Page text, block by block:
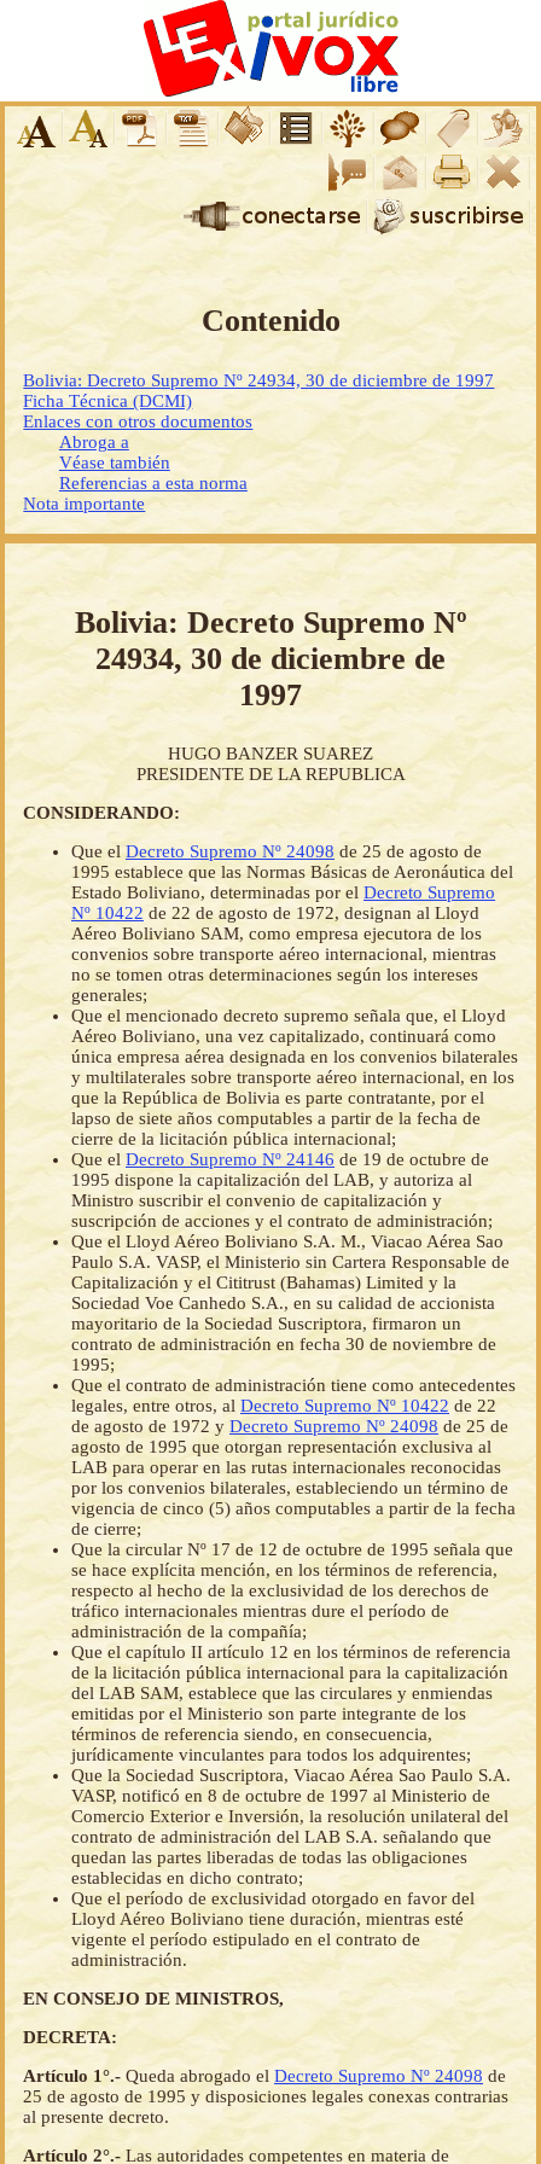
Contenido
Bolivia: Decreto Supremo Nº 24934, 30 de diciembre de 1997
Ficha Técnica (DCMI)
Enlaces con otros documentos
Abroga a
Véase también
Referencias a esta norma
Nota importante
Bolivia: Decreto Supremo Nº
24934, 30 de diciembre de
1997
HUGO BANZER SUAREZ
PRESIDENTE DE LA REPUBLICA
CONSIDERANDO:
Que elDecreto Supremo Nº 24098 de 25 de agosto de
1995 establece que las Normas Básicas de Aeronáutica del
Estado Boliviano, determinadas por el Decreto Supremo
Nº 10422 de 22 de agosto de 1972, designan al Lloyd
Aéreo Boliviano SAM, como empresa ejecutora de los
convenios sobre transporte aéreo internacional, mientras
no se tomen otras determinaciones según los intereses
generales;
Que el mencionado decreto supremo señala que, el Lloyd
Aéreo Boliviano, una vez capitalizado, continuará como
única empresa aérea designada en los convenios bilaterales
y multilaterales sobre transporte aéreo internacional, en los
que la República de Bolivia es parte contratante, por el
lapso de siete años computables a partir de la fecha de
cierre de la licitación pública internacional;
Que el Decreto Supremo Nº 24146de 19 de octubre de
1995 dispone la capitalización del LAB, y autoriza al
Ministro suscribir el convenio de capitalización y
suscripción de acciones y el contrato de administración;
Que el Lloyd Aéreo Boliviano S.A. M., Viacao Aérea Sao
Paulo S.A. VASP, el Ministerio sin Cartera Responsable de
Capitalización y el Cititrust (Bahamas) Limited y la
Sociedad Voe Canhedo S.A., en su calidad de accionista
mayoritario de la Sociedad Suscriptora, firmaron un
contrato de administración en fecha 30 de noviembre de
1995;
Que el contrato de administración tiene como antecedentes
legales, entre otros, al Decreto Supremo Nº 10422 de 22
de agosto de 1972 y Decreto Supremo Nº 24098 de 25 de
agosto de 1995 que otorgan representación exclusiva al
LAB para operar en las rutas internacionales reconocidas
por los convenios bilaterales, estableciendo un término de
vigencia de cinco (5) años computables a partir de la fecha
de cierre;
Que la circular Nº 17 de 12 de octubre de 1995 señala que
se hace explícita mención, en los términos de referencia,
respecto al hecho de la exclusividad de los derechos de
tráfico internacionales mientras dure el período de
administración de la compañía;
Que el capítulo II artículo 12 en los términos de referencia
de la licitación pública internacional para la capitalización
del LAB SAM, establece que las circulares y enmiendas
emitidas por el Ministerio son parte integrante de los
términos de referencia siendo, en consecuencia,
jurídicamente vinculantes para todos los adquirentes;
Que la Sociedad Suscriptora, Viacao Aérea Sao Paulo S.A.
VASP, notificó en 8 de octubre de 1997 al Ministerio de
Comercio Exterior e Inversión, la resolución unilateral del
contrato de administración del LAB S.A. señalando que
quedan las partes liberadas de todas las obligaciones
establecidas en dicho contrato;
Que el período de exclusividad otorgado en favor del
Lloyd Aéreo Boliviano tiene duración, mientras esté
vigente el período estipulado en el contrato de
administración.
EN CONSEJO DE MINISTROS,
DECRETA:
Artículo 1°.- Queda abrogado el Decreto Supremo Nº 24098 de
25 de agosto de 1995 y disposiciones legales conexas contrarias
al presente decreto.
Artículo 2°.- Las autoridades competentes en materia de